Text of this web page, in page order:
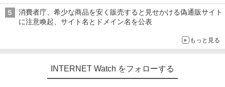
デビューする方が怖い」という上沼紫野弁護士にヒントを聞く
消費者庁、希少な商品を安く販売すると見せかける偽通販サイト
に注意喚起、サイト名とドメイン名を公表
もっと見る
INTERNET Watch をフォローする